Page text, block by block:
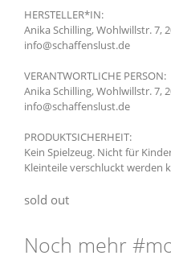
HERSTELLER*IN:
Anika Schilling, Wohlwillstr. 7,
info@schaffenslust.de
VERANTWORTLICHE PERSON:
Anika Schilling, Wohlwillstr. 7,
info@schaffenslust.de
PRODUKTSICHERHEIT:
Kein Spielzeug. Nicht für
Kleinteile verschluckt werden
sold out
Noch mehr